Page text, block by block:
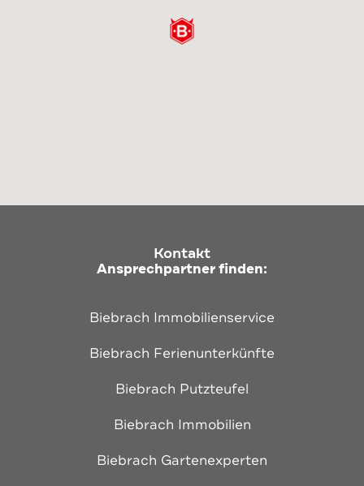
Kontakt
Ansprechpartner finden:
Biebrach Immobilienservice
Biebrach Ferienunterkünfte
Biebrach Putzteufel
Biebrach Immobilien
Biebrach Gartenexperten